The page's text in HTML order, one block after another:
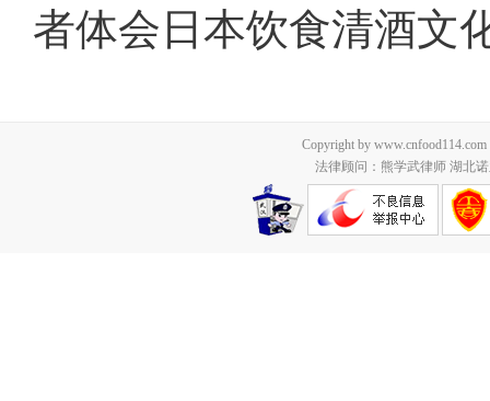
者体会日本饮食清酒文
Copyright by
法律顾问：熊学武律师 湖北